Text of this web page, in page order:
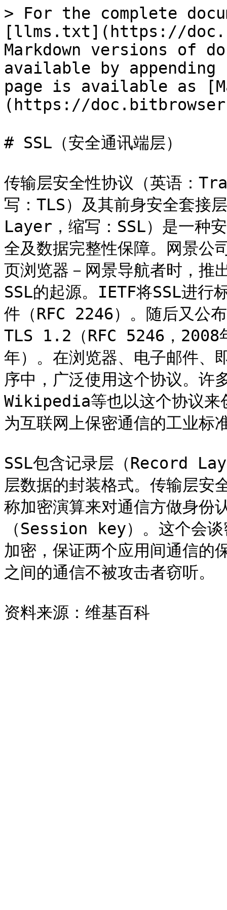
> For the complete
[llms.txt](https://
Markdown versions of
available by
page is available as
(https://
# SSL（安全通讯端层）
传输层安全性协议（英语
写：TLS）及其前身安全套
Layer，缩写：SSL）是一种
全及数据完整性保障。网景
页浏览器－网景导航者时，推
SSL的起源。IETF将SSL进
件（RFC 2246）。随后又公
TLS 1.2（RFC 5246，2008
年）。在浏览器、电子邮件、
序中，广泛使用这个协议。
Wikipedia等也以这个协议来
为互联网上保密通信的工业标
SSL包含记录层（Record
层数据的封装格式。传输层安
称加密演算来对通信方做身份
（Session key）。这个会谈
加密，保证两个应用间通信的
之间的通信不被攻击者窃听。